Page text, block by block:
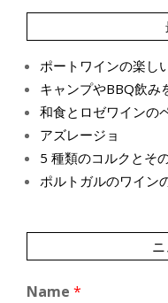
ポートワインの楽し
キャンプやBBQ飲み
和食とロゼワインの
アズレージョ
5 種類のコルクとそ
ポルトガルのワイン
Name *